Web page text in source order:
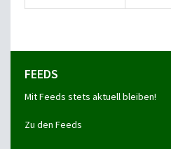
FEEDS
Mit Feeds stets aktuell bleiben!
Zu den Feeds